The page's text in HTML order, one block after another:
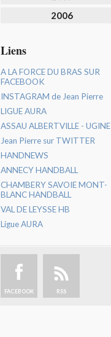
2006
Liens
A LA FORCE DU BRAS SUR
FACEBOOK
INSTAGRAM de Jean Pierre
LIGUE AURA
ASSAU ALBERTVILLE - UGINE
Jean Pierre sur TWITTER
HANDNEWS
ANNECY HANDBALL
CHAMBERY SAVOIE MONT-
BLANC HANDBALL
VAL DE LEYSSE HB
Ligue AURA
FACEBOOK RSS